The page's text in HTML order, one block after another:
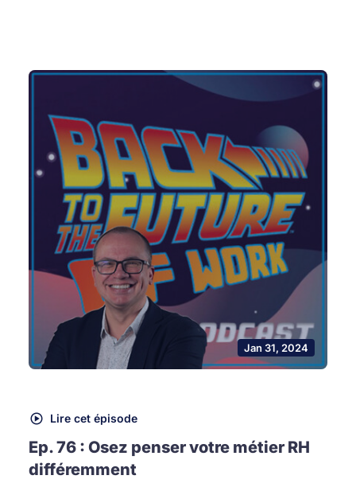
Jan 31, 2024
Lire cet épisode
Ep. 76 : Osez penser votre métier RH
différemment